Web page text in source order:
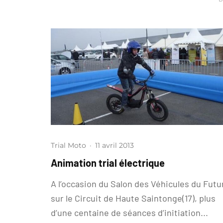
Trial Moto · 11 avril 2013
Animation trial électrique
A l’occasion du Salon des Véhicules du
sur le Circuit de Haute Saintonge(17), plus
d’une centaine de séances d’initiation...